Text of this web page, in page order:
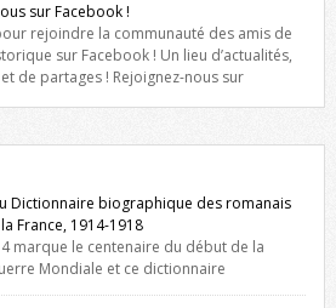
sur Facebook !
rejoindre la communauté des amis de
sur Facebook ! Un lieu d’actualités,
et de partages ! Rejoignez-nous sur
Dictionnaire biographique des romanais
France, 1914-1918
marque le centenaire du début de la
Mondiale et ce dictionnaire
aux romanais Morts pour la